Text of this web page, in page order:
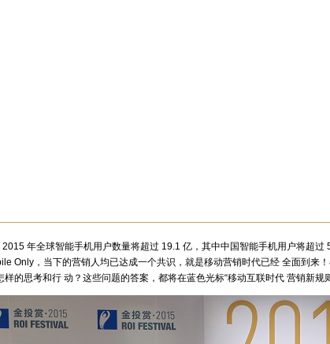
年全球智能手机用户数量将超过 19.1 亿，其中中国智能手机用户将超
Only，当下的营销人均已达成一个共识，就是移动营销时代已经 全面到来
的思考和行 动？这些问题的答案，都将在蓝色光标“移动互联时代 营销新规